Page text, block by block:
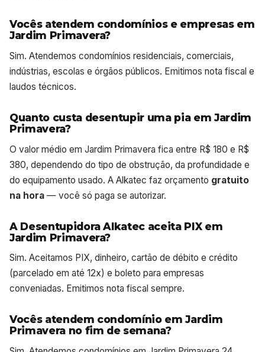
Vocês atendem condomínios e empresas em
Jardim Primavera?
Sim. Atendemos condomínios residenciais, comerciais,
indústrias, escolas e órgãos públicos. Emitimos nota fiscal e
laudos técnicos.
Quanto custa desentupir uma pia em Jardim
Primavera?
O valor médio em Jardim Primavera fica entre R$ 180 e R$
380, dependendo do tipo de obstrução, da profundidade e
do equipamento usado. A Alkatec faz orçamento gratuito
na hora — você só paga se autorizar.
A Desentupidora Alkatec aceita PIX em
Jardim Primavera?
Sim. Aceitamos PIX, dinheiro, cartão de débito e crédito
(parcelado em até 12x) e boleto para empresas
conveniadas. Emitimos nota fiscal sempre.
Vocês atendem condomínio em Jardim
Primavera no fim de semana?